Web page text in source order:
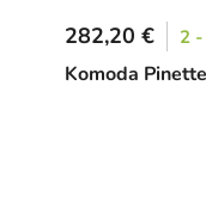
Komoda
282,20 € 2